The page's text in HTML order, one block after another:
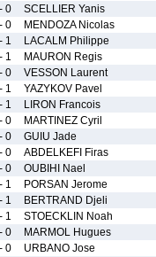
0 SCELLIER Yanis
0 MENDOZA Nicolas
1 LACALM Philippe
1 MAURON Regis
0 VESSON Laurent
1 YAZYKOV Pavel
1 LIRON Francois
0 MARTINEZ Cyril
0 GUIU Jade
0 ABDELKEFI Firas
0 OUBIHI Nael
1 PORSAN Jerome
1 BERTRAND Djeli
1 STOECKLIN Noah
0 MARMOL Hugues
0 URBANO Jose